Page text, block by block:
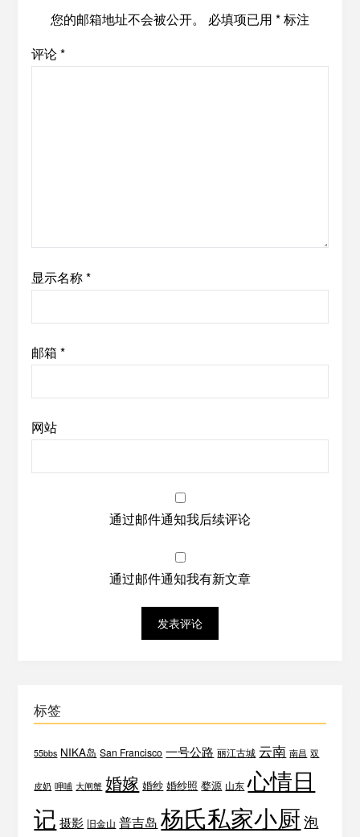
您的邮箱地址不会被公开。 必填项已用 *标注
评论*
显示名称*
邮箱 *
网站
通过邮件通知我后续评论
通过邮件通知我有新文章
标签
55bbs NIKA岛 San Francisco 一号公路 丽江古城 云南 南昌 双
皮奶 呷哺 大闸蟹 婚嫁 婚纱 婚纱照 婺源 山东 心情日
记 摄影 旧金山 普吉岛 杨氏私家小厨 泡